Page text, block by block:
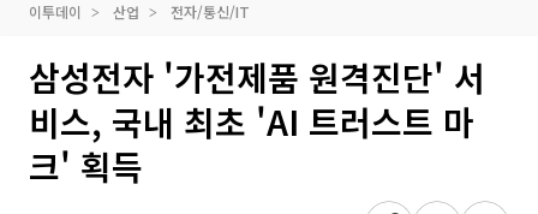
이투데이 산업 전자/통신/IT
삼성전자 '가전제품 원격진단' 서
비스, 국내 최초 'AI 트러스트 마
크' 획득